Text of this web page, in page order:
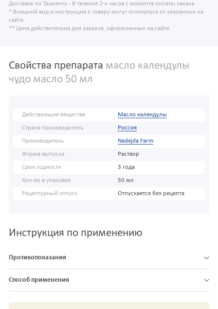
Доставка по Ташкенту - В течение 2-х часов с момента оплаты заказа.
* Внешний вид и инструкция к товару могут отличаться от указанных на
сайте
** Цена действительна для заказов, оформленных на сайте
Свойства препарата масло календулы
чудо масло 50 мл
Действующие вещества Масло календулы
Страна производитель Россия
Производитель Nadejda Farm
Форма выпуска Раствор
Срок годности 3 года
Кол-во в упаковке 50 мл
Рецептурный отпуск Отпускается без рецепта
Инструкция по применению
Противопоказания
Способ применения